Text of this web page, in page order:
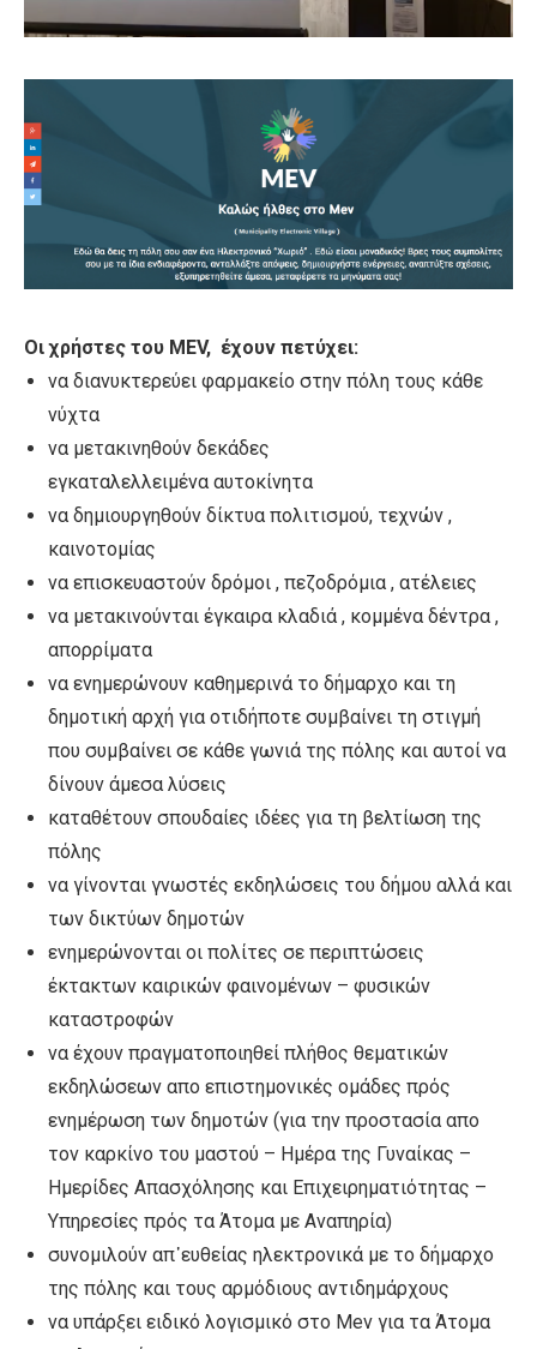
Οι χρήστες του MEV, έχουν πετύχει:
να διανυκτερεύει φαρμακείο στην πόλη τους κάθε
νύχτα
να μετακινηθούν δεκάδες
εγκαταλελλειμένα αυτοκίνητα
να δημιουργηθούν δίκτυα πολιτισμού, τεχνών ,
καινοτομίας
να επισκευαστούν δρόμοι , πεζοδρόμια , ατέλειες
να μετακινούνται έγκαιρα κλαδιά , κομμένα δέντρα ,
απορρίματα
να ενημερώνουν καθημερινά το δήμαρχο και τη
δημοτική αρχή για οτιδήποτε συμβαίνει τη στιγμή
που συμβαίνει σε κάθε γωνιά της πόλης και αυτοί να
δίνουν άμεσα λύσεις
καταθέτουν σπουδαίες ιδέες για τη βελτίωση της
πόλης
να γίνονται γνωστές εκδηλώσεις του δήμου αλλά και
των δικτύων δημοτών
ενημερώνονται οι πολίτες σε περιπτώσεις
έκτακτων καιρικών φαινομένων – φυσικών
καταστροφών
να έχουν πραγματοποιηθεί πλήθος θεματικών
εκδηλώσεων απο επιστημονικές ομάδες πρός
ενημέρωση των δημοτών (για την προστασία απο
τον καρκίνο του μαστού – Ημέρα της Γυναίκας –
Ημερίδες Απασχόλησης και Επιχειρηματιότητας –
Υπηρεσίες πρός τα Άτομα με Αναπηρία)
συνομιλούν απ᾽ευθείας ηλεκτρονικά με το δήμαρχο
της πόλης και τους αρμόδιους αντιδημάρχους
να υπάρξει ειδικό λογισμικό στο Mev για τα Άτομα